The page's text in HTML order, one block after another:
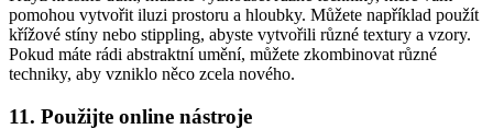
pomohou vytvořit iluzi prostoru a hloubky. Můžete například použít
křížové stíny nebo stippling, abyste vytvořili různé textury a vzory.
Pokud máte rádi abstraktní umění, můžete zkombinovat různé
techniky, aby vzniklo něco zcela nového.
11. Použijte online nástroje